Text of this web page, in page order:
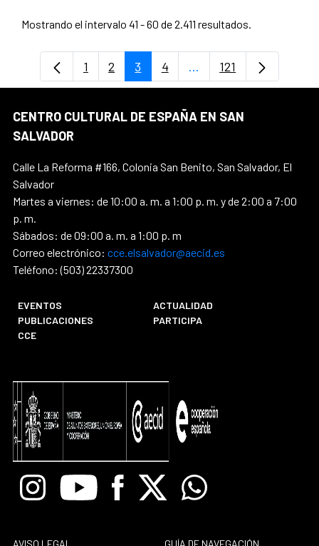
Mostrando el intervalo 41 - 60 de 2.411 resultados.
Página
1 Página
2 Página
3 Página
4 ...Páginas intermedias
Página
121
CENTRO CULTURAL DE ESPAÑA EN SAN
SALVADOR
Calle La Reforma #166, Colonia San Benito, San Salvador, El
Salvador
Martes a viernes: de 10:00 a. m. a 1:00 p. m. y de 2:00 a 7:00
p. m.
Sábados: de 09:00 a. m. a 1:00 p. m
Correo electrónico: cce.elsalvador@aecid.es
Teléfono: (503) 22337300
EVENTOS
ACTUALIDAD
PUBLICACIONES
PARTICIPA
CCE
InstagramYoutube Facebook
X Whatsapp